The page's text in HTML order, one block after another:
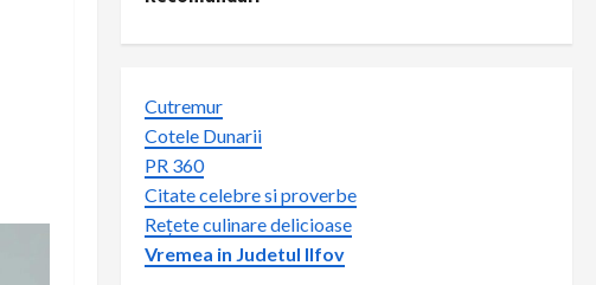
Cutremur
Cotele Dunarii
PR 360
Citate celebre si proverbe
Rețete culinare delicioase
Vremea in Judetul Ilfov